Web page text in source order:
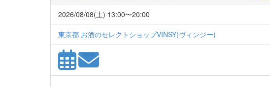
2026/08/08(土) 13:00〜20:00
東京都 お酒のセレクトショップVINSY(ヴィンジー)